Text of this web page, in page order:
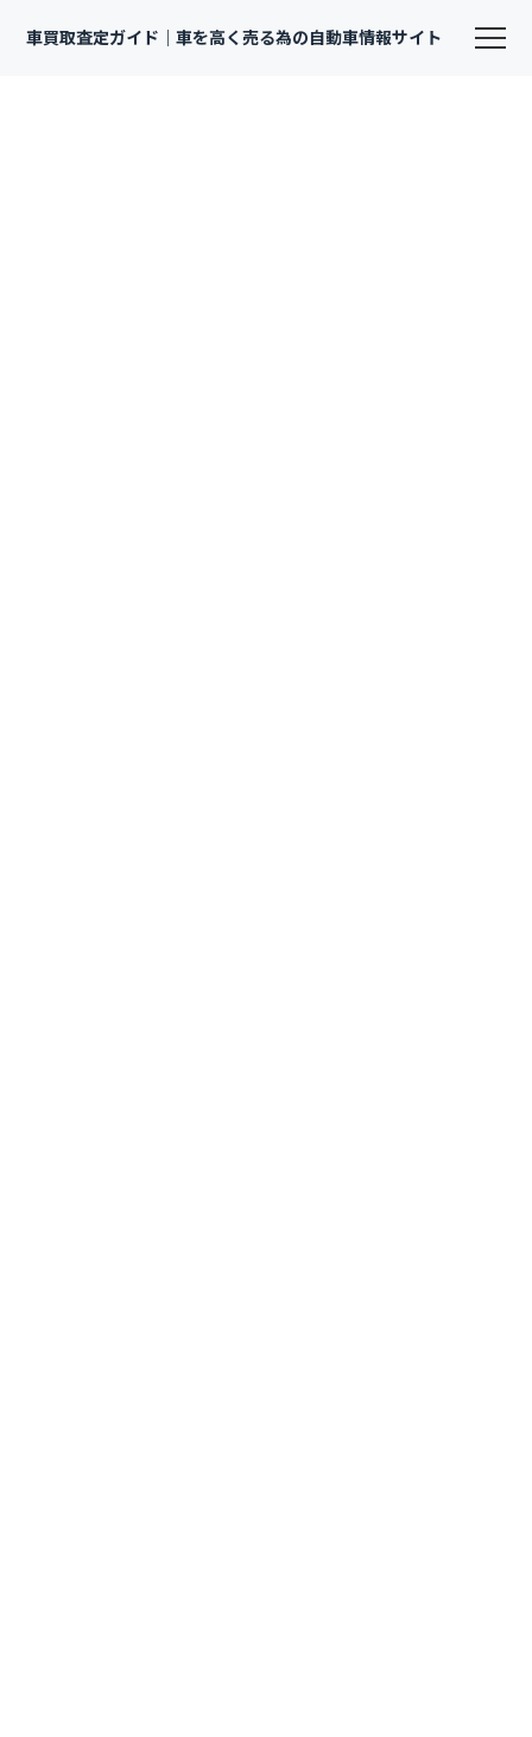
車買取査定ガイド｜車を高く売る為の自動車情報サイト